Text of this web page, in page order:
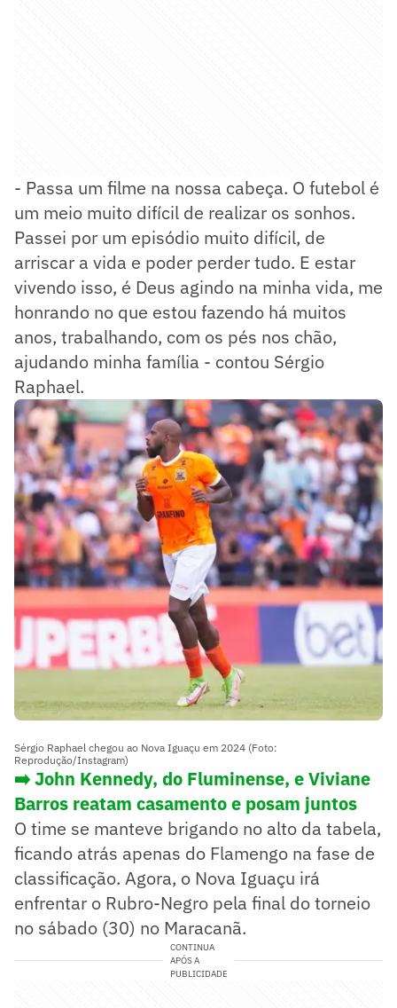
- Passa um filme na nossa cabeça. O futebol é
um meio muito difícil de realizar os sonhos.
Passei por um episódio muito difícil, de
arriscar a vida e poder perder tudo. E estar
vivendo isso, é Deus agindo na minha vida, me
honrando no que estou fazendo há muitos
anos, trabalhando, com os pés nos chão,
ajudando minha família - contou Sérgio
Raphael.
Sérgio Raphael chegou ao Nova Iguaçu em 2024 (Foto:
Reprodução/Instagram)
➡️ John Kennedy, do Fluminense, e Viviane
Barros reatam casamento e posam juntos
O time se manteve brigando no alto da tabela,
ficando atrás apenas do Flamengo na fase de
classificação. Agora, o Nova Iguaçu irá
enfrentar o Rubro-Negro pela final do torneio
no sábado (30) no Maracanã.
CONTINUA
APÓS A
PUBLICIDADE